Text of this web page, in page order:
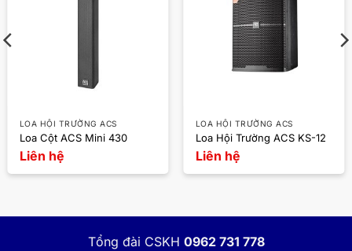
LOA HỘI TRƯỜNG ACS
Loa Cột ACS Mini 430
Liên hệ
LOA HỘI TRƯỜNG ACS
Loa Hội Trường ACS KS-12
Liên hệ
Tổng đài CSKH 0962 731 778